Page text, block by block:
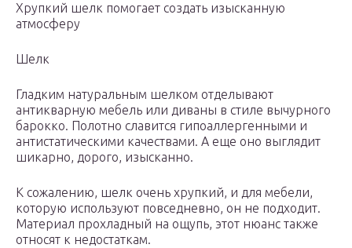
Хрупкий шелк помогает создать изысканную
атмосферу
Шелк
Гладким натуральным шелком отделывают
антикварную мебель или диваны в стиле вычурного
барокко. Полотно славится гипоаллергенными и
антистатическими качествами. А еще оно выглядит
шикарно, дорого, изысканно.
К сожалению, шелк очень хрупкий, и для мебели,
которую используют повседневно, он не подходит.
Материал прохладный на ощупь, этот нюанс также
относят к недостаткам.